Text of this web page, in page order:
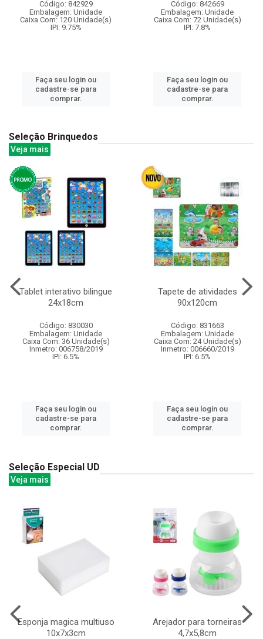
Código: 842929
Embalagem: Unidade
Caixa Com: 120 Unidade(s)
IPI: 9.75%
Faça seu login ou
cadastre-se para
comprar.
Código: 842669
Embalagem: Unidade
Caixa Com: 72 Unidade(s)
IPI: 7.8%
Faça seu login ou
cadastre-se para
comprar.
Seleção Brinquedos
Veja mais
Tablet interativo bilingue
24x18cm
Código: 830030
Embalagem: Unidade
Caixa Com: 36 Unidade(s)
Inmetro: 006758/2019
IPI: 6.5%
Faça seu login ou
cadastre-se para
comprar.
Tapete de atividades
90x120cm
Código: 831663
Embalagem: Unidade
Caixa Com: 24 Unidade(s)
Inmetro: 006660/2019
IPI: 6.5%
Faça seu login ou
cadastre-se para
comprar.
Seleção Especial UD
Veja mais
Esponja magica multiuso
10x7x3cm
Arejador para torneiras
4,7x5,8cm